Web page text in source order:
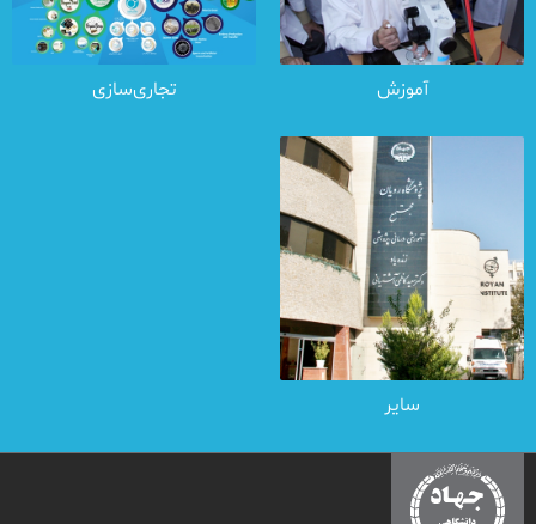
آموزش تجاری‌سازی
سایر